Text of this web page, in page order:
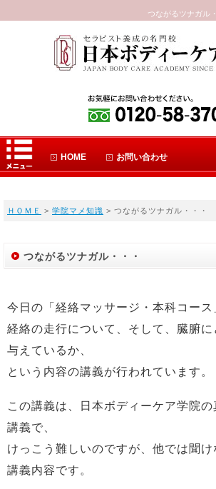
つながるツナガル
HOME お問い合わせ
ＨＯＭＥ > 学院マメ知識 > つながるツナガル・・・
つながるツナガル・・・
今日の「経絡マッサージ・本科コース
経絡の走行について、そして、臓腑
与えているか、
という内容の講義が行われています。
この講義は、日本ボディーケア学院
講義で、
けっこう難しいのですが、他では聞
講義内容です。